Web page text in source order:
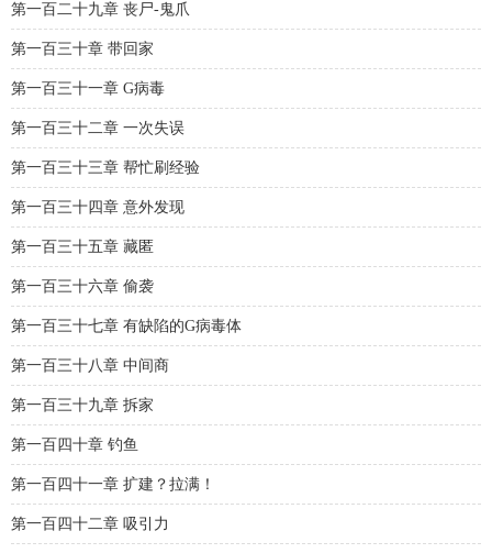
第一百二十九章 丧尸-鬼爪
第一百三十章 带回家
第一百三十一章 G病毒
第一百三十二章 一次失误
第一百三十三章 帮忙刷经验
第一百三十四章 意外发现
第一百三十五章 藏匿
第一百三十六章 偷袭
第一百三十七章 有缺陷的G病毒体
第一百三十八章 中间商
第一百三十九章 拆家
第一百四十章 钓鱼
第一百四十一章 扩建？拉满！
第一百四十二章 吸引力